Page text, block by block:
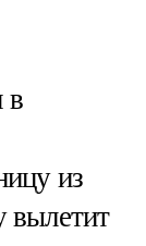
в
из
вылетит